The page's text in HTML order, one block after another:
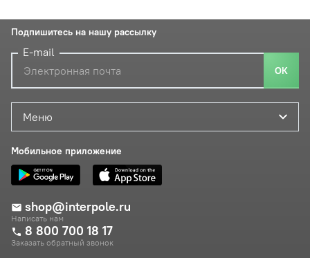
Меню
Мобильное приложение
shop@interpole.ru
Написать нам
8 800 700 18 17
Заказать обратный звонок
Подпишитесь на нашу рассылку
E-mail
ОК